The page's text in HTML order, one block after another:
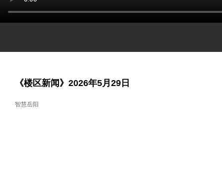
《楼区新闻》2026年5月29日
智慧岳阳